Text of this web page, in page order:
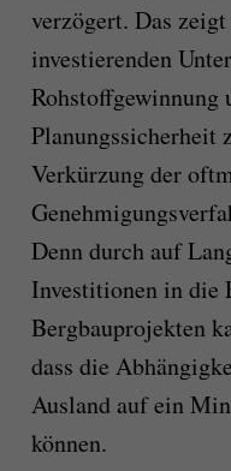
verzögert. Das
investierenden
Rohstoffgewinnung
Planungssicherheit
Verkürzung der
Denn durch auf
Investitionen in die
Bergbauprojekten
dass die
Ausland auf ein
können.